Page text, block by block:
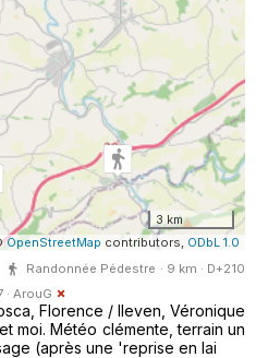
3 km
OpenStreetMap contributors, ODbL 1.0
Randonnée Pédestre · 9 km · D+210
ArouG
Florence / Ileven, Véronique
moi. Météo clémente, terrain un
(après une 'reprise en lai